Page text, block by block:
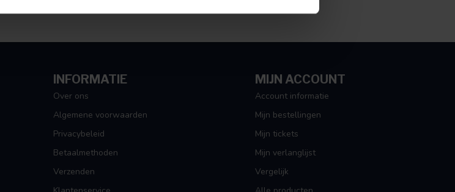
INFORMATIE
Over ons
Algemene voorwaarden
Privacybeleid
Betaalmethoden
Verzenden
MIJN ACCOUNT
Account informatie
Mijn bestellingen
Mijn tickets
Mijn verlanglijst
Vergelijk